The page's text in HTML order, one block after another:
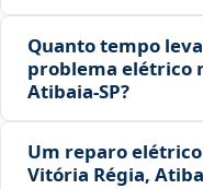
Quanto tempo
problema elétrico
Atibaia‑SP?
Um reparo
Vitória Régia,